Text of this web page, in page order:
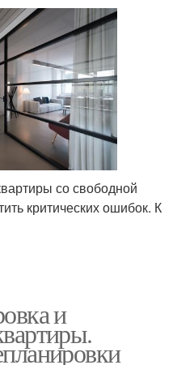
со свободной
критических ошибок. К
и